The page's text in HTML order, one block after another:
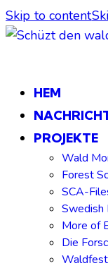
Skip to content
HEM
PROJEKTE
Wald
Forest
SCA-
Swedish
More of
Die